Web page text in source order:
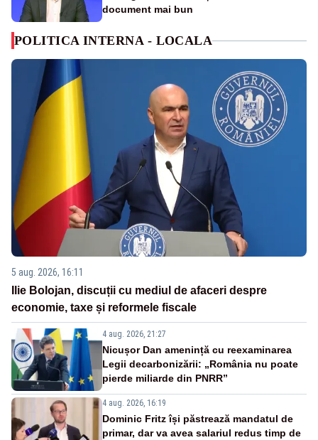
document mai bun
POLITICA INTERNA - LOCALA
5 aug. 2026, 16:11
Ilie Bolojan, discuții cu mediul de afaceri despre
economie, taxe și reformele fiscale
4 aug. 2026, 21:27
Nicușor Dan amenință cu reexaminarea
Legii decarbonizării: „România nu poate
pierde miliarde din PNRR”
4 aug. 2026, 16:19
Dominic Fritz își păstrează mandatul de
primar, dar va avea salariul redus timp de